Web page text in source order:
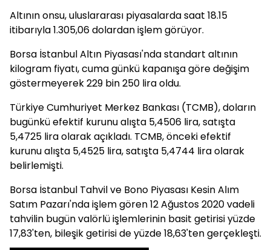
Altının onsu, uluslararası piyasalarda saat 18.15
itibarıyla 1.305,06 dolardan işlem görüyor.
Borsa İstanbul Altın Piyasası'nda standart altının
kilogram fiyatı, cuma günkü kapanışa göre değişim
göstermeyerek 229 bin 250 lira oldu.
Türkiye Cumhuriyet Merkez Bankası (TCMB), doların
bugünkü efektif kurunu alışta 5,4506 lira, satışta
5,4725 lira olarak açıkladı. TCMB, önceki efektif
kurunu alışta 5,4525 lira, satışta 5,4744 lira olarak
belirlemişti.
Borsa İstanbul Tahvil ve Bono Piyasası Kesin Alım
Satım Pazarı'nda işlem gören 12 Ağustos 2020 vadeli
tahvilin bugün valörlü işlemlerinin basit getirisi yüzde
17,83'ten, bileşik getirisi de yüzde 18,63'ten gerçekleşti.